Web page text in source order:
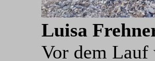
Luisa
Vor dem Lauf